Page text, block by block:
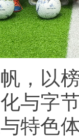
，以
与字
特色